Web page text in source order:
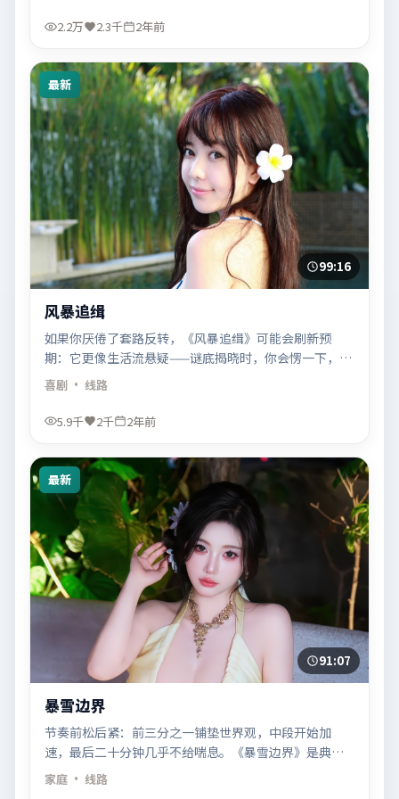
2.2万 2.3千 2年前
最新
99:16
风暴追缉
如果你厌倦了套路反转，《风暴追缉》可能会刷新预
期：它更像生活流悬疑——谜底揭晓时，你会愣一下，然
后叹一口气。
喜剧 · 线路
5.9千 2千 2年前
最新
91:07
暴雪边界
节奏前松后紧：前三分之一铺垫世界观，中段开始加
速，最后二十分钟几乎不给喘息。《暴雪边界》是典型
的「熬过去就上头」。
家庭 · 线路